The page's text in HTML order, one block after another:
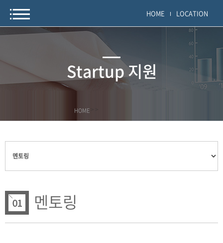
HOME LOCATION
Startup 지원
HOME > >
멘토링